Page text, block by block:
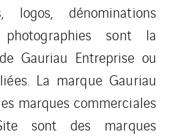
logos, dénominations
photographies sont la
Gauriau Entreprise ou
La marque Gauriau
marques commerciales
sont des marques